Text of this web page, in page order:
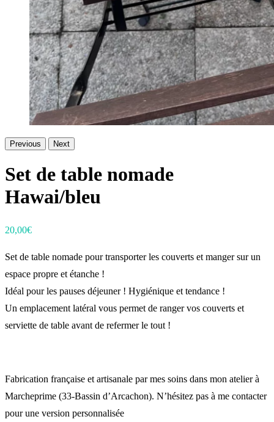
Previous Next
Set de table nomade
Hawai/bleu
20,00€
Set de table nomade pour transporter les couverts et manger sur un
espace propre et étanche !
Idéal pour les pauses déjeuner ! Hygiénique et tendance !
Un emplacement latéral vous permet de ranger vos couverts et
serviette de table avant de refermer le tout !
Fabrication française et artisanale par mes soins dans mon atelier à
Marcheprime (33-Bassin d’Arcachon). N’hésitez pas à me contacter
pour une version personnalisée